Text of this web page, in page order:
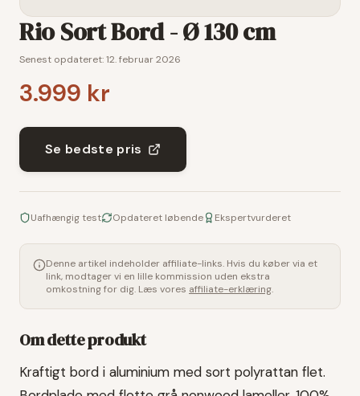
Rio Sort Bord - Ø 130 cm
Senest opdateret:12. februar 2026
3.999 kr
Se bedste pris
Uafhængig test Opdateret løbende Ekspertvurderet
Denne artikel indeholder affiliate-links. Hvis du køber via et
link, modtager vi en lille kommission uden ekstra
omkostning for dig. Læs vores affiliate-erklæring.
Om dette produkt
Kraftigt bord i aluminium med sort polyrattan flet.